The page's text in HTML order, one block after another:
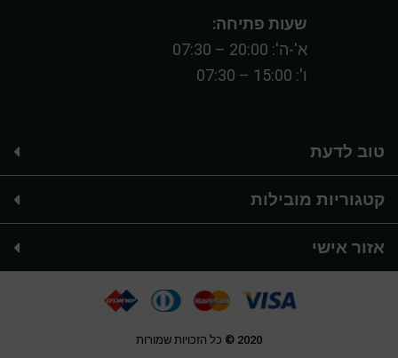
שעות פתיחה:
א'-ה': 20:00 – 07:30
ו': 15:00 – 07:30
טוב לדעת
קטגוריות מובילות
אזור אישי
2020 © כל הזכויות שמורות